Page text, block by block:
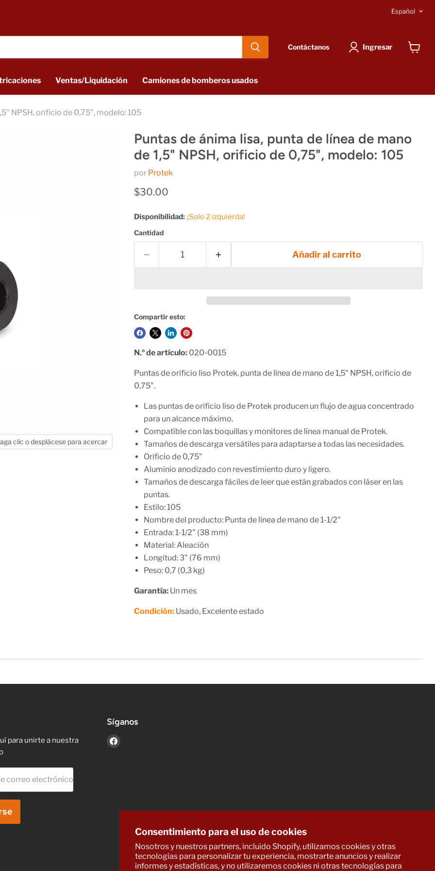
Consentimiento para el uso de cookies
Nosotros y nuestros partners, incluido Shopify, utilizamos cookies y otras
tecnologías para personalizar tu experiencia, mostrarte anuncios y realizar
informes y estadísticas, y no utilizaremos cookies ni otras tecnologías para
Idioma
Español
Contáctanos Ingresar
Ventas/Liquidación Camiones de bomberos usados
NPSH, orificio de 0,75", modelo: 105
clic o desplácese para acercar
Puntas de ánima lisa, punta de línea de mano
de 1,5" NPSH, orificio de 0,75", modelo: 105
por Protek
Precio actual
$30.00
Disponibilidad: ¡Solo 2 izquierda!
Cantidad
Añadir al carrito
Compartir esto:
N.º de artículo: 020-0015
Puntas de orificio liso Protek, punta de línea de mano de 1,5" NPSH, orificio de
0,75".
Las puntas de orificio liso de Protek producen un flujo de agua concentrado
para un alcance máximo.
Compatible con las boquillas y monitores de línea manual de Protek.
Tamaños de descarga versátiles para adaptarse a todas las necesidades.
Orificio de 0,75"
Aluminio anodizado con revestimiento duro y ligero.
Tamaños de descarga fáciles de leer que están grabados con láser en las
puntas.
Estilo: 105
Nombre del producto: Punta de línea de mano de 1-1/2"
Entrada: 1-1/2" (38 mm)
Material: Aleación
Longitud: 3" (76 mm)
Peso: 0,7 (0,3 kg)
Garantía: Un mes
Condición: Usado, Excelente estado
para unirte a nuestra
correo electrónico
Síganos
Encuéntrenos